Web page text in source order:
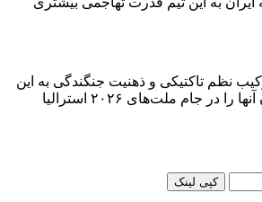
نظم تاکتیکی و ذهنیت جنگندگی به این
معنی است که نمی‌توان آنها را در جام ملت‌های ۲۰۲۶ استرالیا
کپی لینک